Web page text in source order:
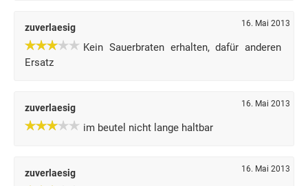
zuverlaesig 16. Mai 2013
Kein Sauerbraten erhalten, dafür anderen
Ersatz
zuverlaesig 16. Mai 2013
im beutel nicht lange haltbar
zuverlaesig 16. Mai 2013